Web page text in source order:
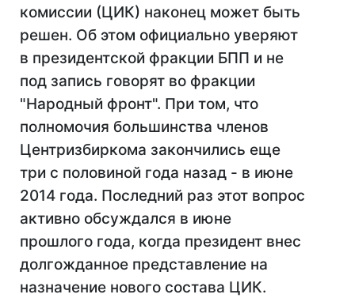
комиссии (ЦИК) наконец может быть
решен. Об этом официально уверяют
в президентской фракции БПП и не
под запись говорят во фракции
"Народный фронт". При том, что
полномочия большинства членов
Центризбиркома закончились еще
три с половиной года назад - в июне
2014 года. Последний раз этот вопрос
активно обсуждался в июне
прошлого года, когда президент внес
долгожданное представление на
назначение нового состава ЦИК.